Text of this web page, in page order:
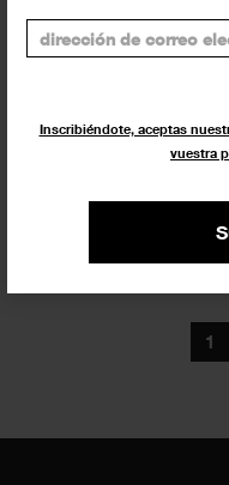
Inscribiéndote, aceptas
vuestra
Llega una
Apertura
10
1